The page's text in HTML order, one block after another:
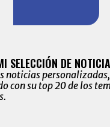
SELECCIÓN DE
noticias
con su top 20 de los